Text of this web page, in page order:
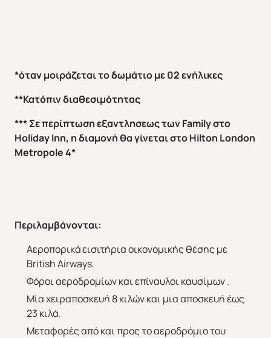
Άνοιξη 2027
*όταν μοιράζεται το δωμάτιο με 02 ενήλικες
**Κατόπιν διαθεσιμότητας
*** Σε περίπτωση εξαντλησεως τωνFamilyστο
HolidayInn, η διαμονή θα γίνεται στοHilton London
Metropole4*
Περιλαμβάνονται:
Αεροπορικά εισιτήρια οικονομικής θέσης με
British Airways.
Φόροι αεροδρομίων και επίναυλοι καυσίμων .
Μία χειραποσκευή 8 κιλών και μια αποσκευή έως
23 κιλά.
Μεταφορές από και προς το αεροδρόμιο του